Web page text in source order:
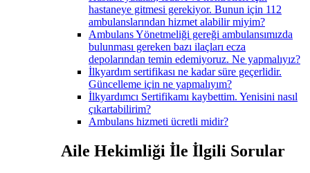
hastaneye gitmesi gerekiyor. Bunun için 112
ambulanslarından hizmet alabilir miyim?
Ambulans Yönetmeliği gereği ambulansımızda
bulunması gereken bazı ilaçları ecza
depolarından temin edemiyoruz. Ne yapmalıyız?
İlkyardım sertifikası ne kadar süre geçerlidir.
Güncelleme için ne yapmalıyım?
İlkyardımcı Sertifikamı kaybettim. Yenisini nasıl
çıkartabilirim?
Ambulans hizmeti ücretli midir?
Aile Hekimliği İle İlgili Sorular